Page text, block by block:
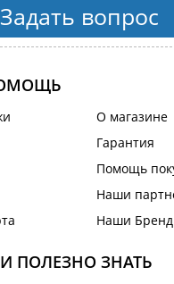
Задать вопрос
О магазине
Гарантия
Помощь
Наши
Наши
ПОЛЕЗНО ЗНАТЬ